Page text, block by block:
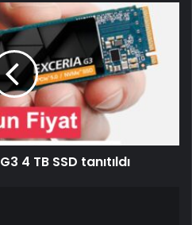
4 TB SSD tanıtıldı